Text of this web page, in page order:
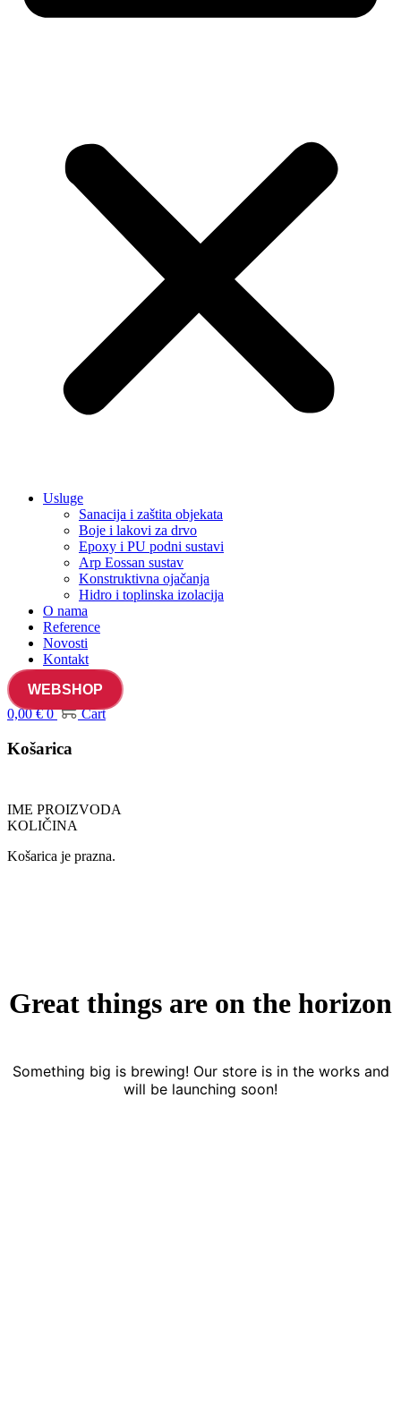
Usluge
Sanacija i zaštita objekata
Boje i lakovi za drvo
Epoxy i PU podni sustavi
Arp Eossan sustav
Konstruktivna ojačanja
Hidro i toplinska izolacija
O nama
Reference
Novosti
Kontakt
WEBSHOP
0,00€ 0 Cart
Košarica
IME PROIZVODA
KOLIČINA
Košarica je prazna.
Great things are on the horizon
Something big is brewing! Our store is in the works and
will be launching soon!